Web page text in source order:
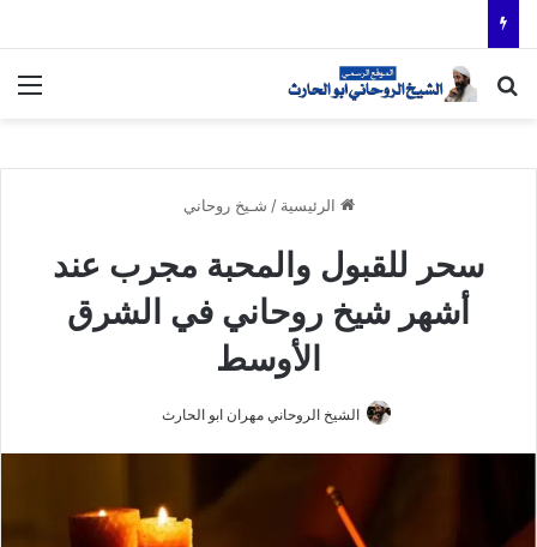
بحث عن
الرئيسية / شـيخ روحاني
سحر للقبول والمحبة مجرب عند
أشهر شيخ روحاني في الشرق
الأوسط
الشيخ الروحاني مهران ابو الحارث